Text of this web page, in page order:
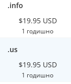
.info
$19.95 USD
1 годишно
.us
$19.95 USD
1 годишно